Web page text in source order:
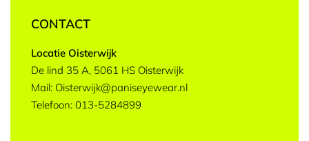
CONTACT
Locatie Oisterwijk
De lind 35 A, 5061 HS Oisterwijk
Mail: Oisterwijk@paniseyewear.nl
Telefoon: 013-5284899